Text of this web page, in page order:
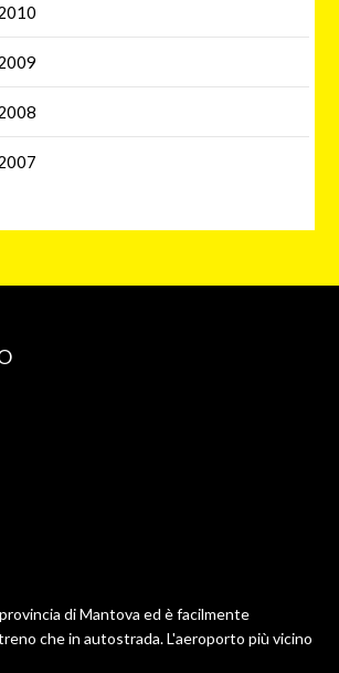
di Mantova ed è facilmente
che in autostrada. L'aeroporto più vicino